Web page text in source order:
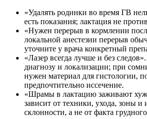
«Удалять родинки во время ГВ
есть показания; лактация не
«Нужен перерыв в кормлении
локальной анестезии перерыв
уточните у врача конкретный
«Лазер всегда лучше и без
диагнозу и локализации; при
нужен материал для гистологии,
предпочтительно иссечение.
«Шрамы в лактацию заживают
зависит от техники, ухода, зоны и
склонности, а не от факта